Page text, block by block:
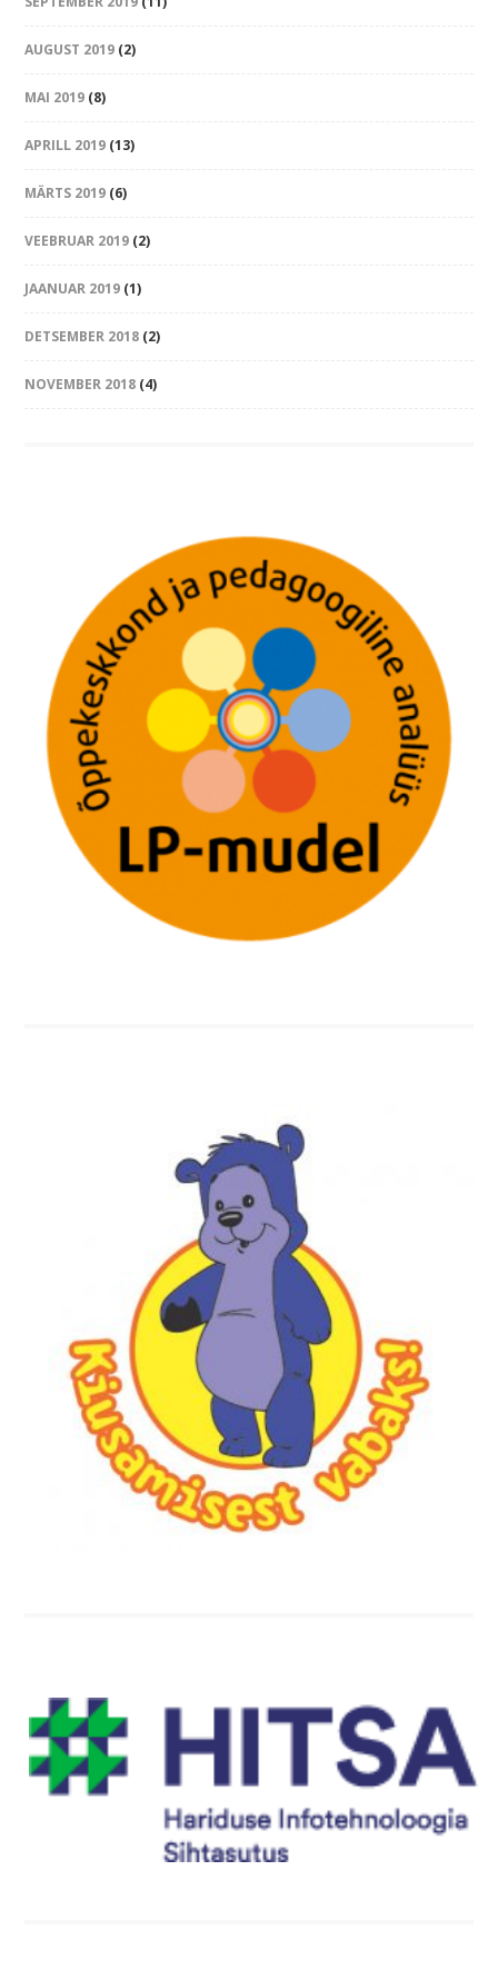
AUGUST 2019 (2)
MAI 2019 (8)
APRILL 2019 (13)
MÄRTS 2019 (6)
VEEBRUAR 2019 (2)
JAANUAR 2019 (1)
DETSEMBER 2018 (2)
NOVEMBER 2018 (4)